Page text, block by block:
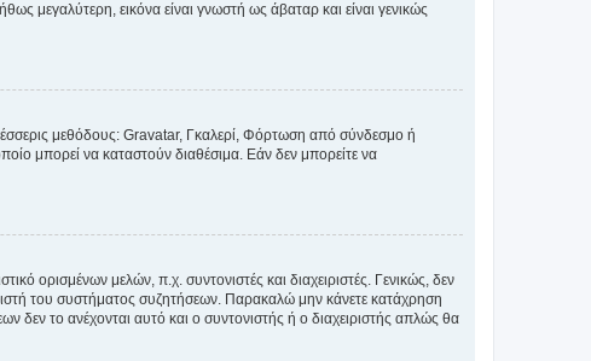
μεγαλύτερη, εικόνα είναι γνωστή ως άβαταρ και είναι γενικώς
μεθόδους: Gravatar, Γκαλερί, Φόρτωση από σύνδεσμο ή
μπορεί να καταστούν διαθέσιμα. Εάν δεν μπορείτε να
ορισμένων μελών, π.χ. συντονιστές και διαχειριστές. Γενικώς, δεν
του συστήματος συζητήσεων. Παρακαλώ μην κάνετε κατάχρηση
το ανέχονται αυτό και ο συντονιστής ή ο διαχειριστής απλώς θα